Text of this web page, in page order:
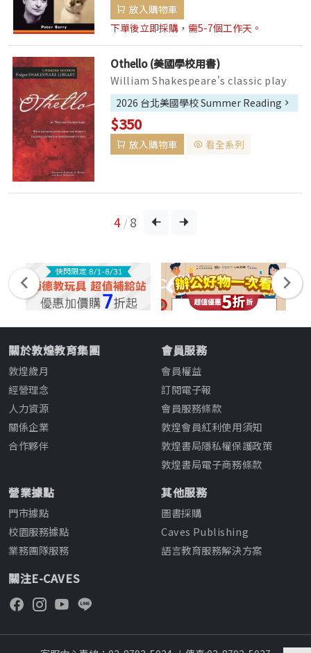
放入購物車
下單後立即採購，需5-7個工作天。
Othello (美國學校用書)
William Shakespeare's classic play
Othello, featuring valuable tools for
educators and readers, ...
2026 台北美國學校 Summer Reading
$350
放入購物車 看全系列
4 / 8
關於敦煌教育集團
敦煌歲月
經營理念
人力資源
關係企業
合作夥伴
會員服務
會員權益
訂閱電子報
會員服務條款
敦煌會員紅利使用須知
敦煌書局隱私權保護政策
敦煌書局電子商務條款
營業據點
門市據點
校園服務據點
業務團隊服務
其他服務
圖書採購
Caves Publishing
語言教育服務解決方案
關注E-CAVES